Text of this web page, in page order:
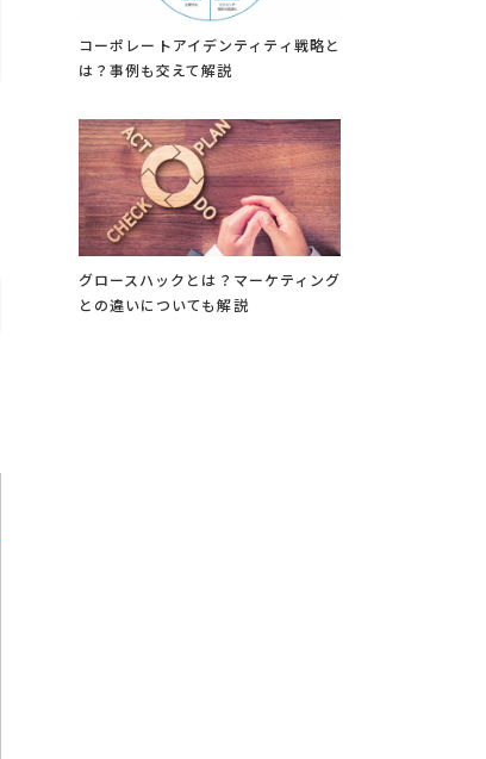
コーポレートアイデンティティ戦略と
は？事例も交えて解説
グロースハックとは？マーケティング
との違いについても解説